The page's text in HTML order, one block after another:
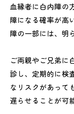
血縁者に白内障の
障になる確率が高
障の一部には、明
ご両親やご兄弟に
診し、定期的に検
なリスクがあって
遅らせることが可